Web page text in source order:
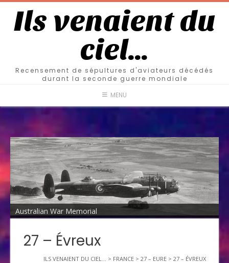
Ils venaient du
ciel…
Recensement de sépultures d'aviateurs décédés
durant la seconde guerre mondiale
MENU
Australian War Memorial
27 – Évreux
ILS VENAIENT DU CIEL... > FRANCE > 27 – EURE > 27 – ÉVREUX